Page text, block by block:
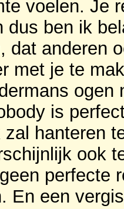
voelen. Je
dus ben ik
dat anderen
met je te
is
hanteren
ook
perfecte
En een